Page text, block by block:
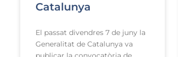
Catalunya
El passat divendres 7 de juny la
Generalitat de Catalunya va